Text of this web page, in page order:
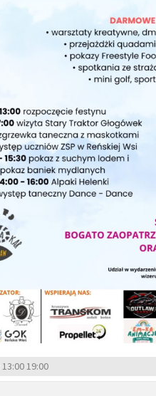
13:0019:00